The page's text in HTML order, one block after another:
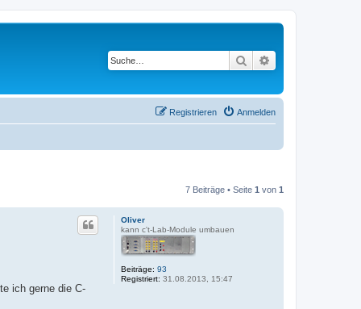
Suche
Anmelden
Registrieren
7 Beiträge • Seite 1 von 1
Oliver
kann c't-Lab-Module umbauen
Beiträge: 93
Registriert: 31.08.2013, 15:47
ich gerne die C-